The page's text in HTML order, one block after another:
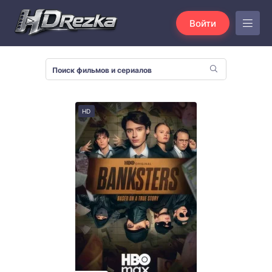
Войти
HD